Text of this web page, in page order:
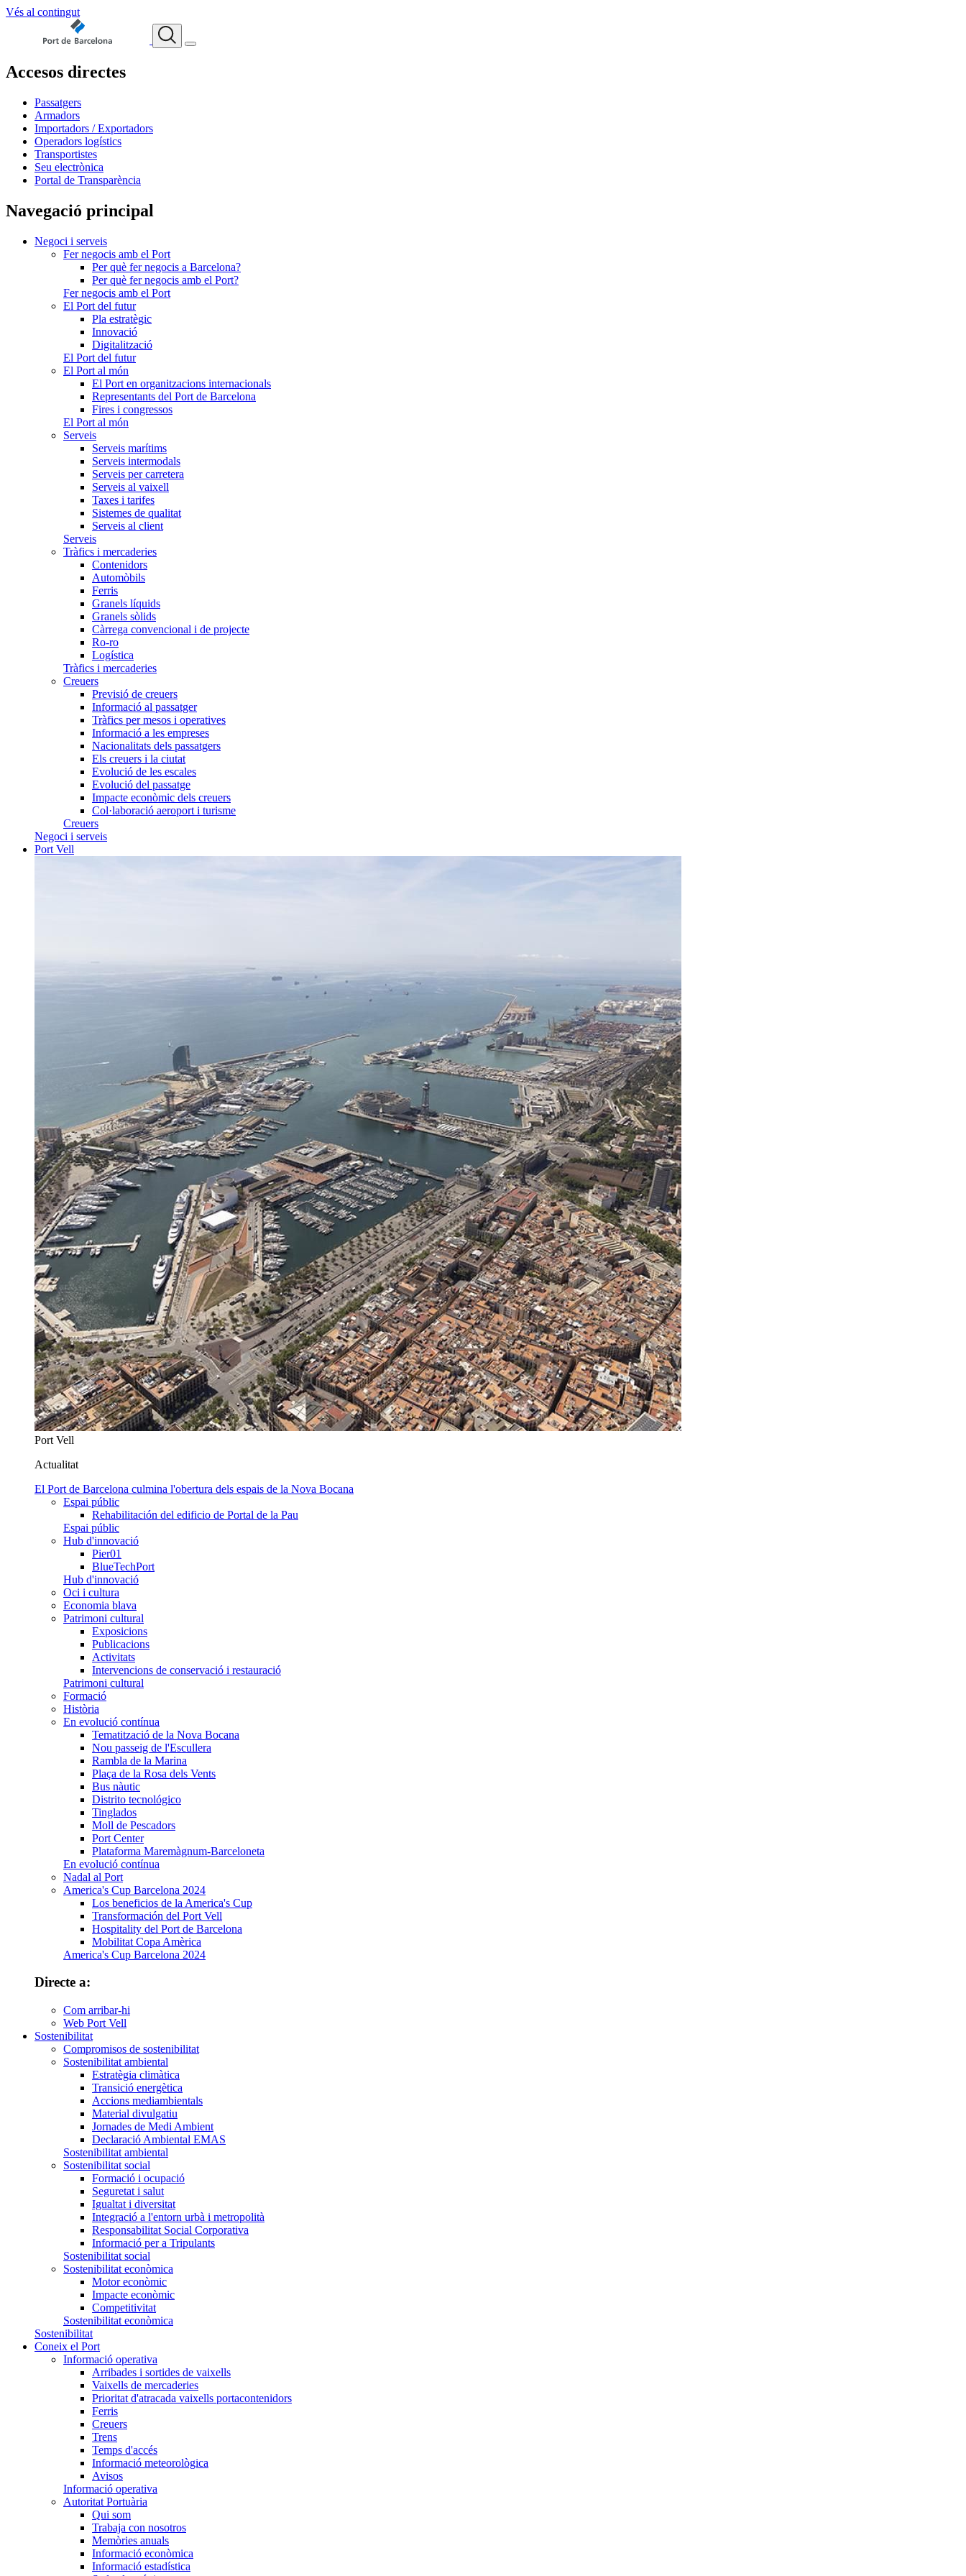
Vés al contingut
Accesos directes
Passatgers
Armadors
Importadors / Exportadors
Operadors logístics
Transportistes
Seu electrònica
Portal de Transparència
Navegació principal
Negoci i serveis
Fer negocis amb el Port
Per què fer negocis a Barcelona?
Per què fer negocis amb el Port?
Fer negocis amb el Port
El Port del futur
Pla estratègic
Innovació
Digitalització
El Port del futur
El Port al món
El Port en organitzacions internacionals
Representants del Port de Barcelona
Fires i congressos
El Port al món
Serveis
Serveis marítims
Serveis intermodals
Serveis per carretera
Serveis al vaixell
Taxes i tarifes
Sistemes de qualitat
Serveis al client
Serveis
Tràfics i mercaderies
Contenidors
Automòbils
Ferris
Granels líquids
Granels sòlids
Càrrega convencional i de projecte
Ro-ro
Logística
Tràfics i mercaderies
Creuers
Previsió de creuers
Informació al passatger
Tràfics per mesos i operatives
Informació a les empreses
Nacionalitats dels passatgers
Els creuers i la ciutat
Evolució de les escales
Evolució del passatge
Impacte econòmic dels creuers
Col·laboració aeroport i turisme
Creuers
Negoci i serveis
Port Vell
Port Vell
Actualitat
El Port de Barcelona culmina l'obertura dels espais de la Nova Bocana
Espai públic
Rehabilitación del edificio de Portal de la Pau
Espai públic
Hub d'innovació
Pier01
BlueTechPort
Hub d'innovació
Oci i cultura
Economia blava
Patrimoni cultural
Exposicions
Publicacions
Activitats
Intervencions de conservació i restauració
Patrimoni cultural
Formació
Història
En evolució contínua
Tematització de la Nova Bocana
Nou passeig de l'Escullera
Rambla de la Marina
Plaça de la Rosa dels Vents
Bus nàutic
Distrito tecnológico
Tinglados
Moll de Pescadors
Port Center
Plataforma Maremàgnum-Barceloneta
En evolució contínua
Nadal al Port
America's Cup Barcelona 2024
Los beneficios de la America's Cup
Transformación del Port Vell
Hospitality del Port de Barcelona
Mobilitat Copa Amèrica
America's Cup Barcelona 2024
Directe a:
Com arribar-hi
Web Port Vell
Sostenibilitat
Compromisos de sostenibilitat
Sostenibilitat ambiental
Estratègia climàtica
Transició energètica
Accions mediambientals
Material divulgatiu
Jornades de Medi Ambient
Declaració Ambiental EMAS
Sostenibilitat ambiental
Sostenibilitat social
Formació i ocupació
Seguretat i salut
Igualtat i diversitat
Integració a l'entorn urbà i metropolità
Responsabilitat Social Corporativa
Informació per a Tripulants
Sostenibilitat social
Sostenibilitat econòmica
Motor econòmic
Impacte econòmic
Competitivitat
Sostenibilitat econòmica
Sostenibilitat
Coneix el Port
Informació operativa
Arribades i sortides de vaixells
Vaixells de mercaderies
Prioritat d'atracada vaixells portacontenidors
Ferris
Creuers
Trens
Temps d'accés
Informació meteorològica
Avisos
Informació operativa
Autoritat Portuària
Qui som
Trabaja con nosotros
Memòries anuals
Informació econòmica
Informació estadística